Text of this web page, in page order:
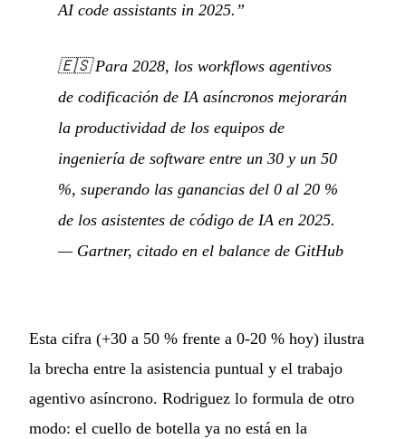
AI code assistants in 2025.”
🇪🇸Para 2028, los workflows agentivos
de codificación de IA asíncronos mejorarán
la productividad de los equipos de
ingeniería de software entre un 30 y un 50
%, superando las ganancias del 0 al 20 %
de los asistentes de código de IA en 2025.
— Gartner, citado en el balance de GitHub
Esta cifra (+30 a 50 % frente a 0-20 % hoy) ilustra
la brecha entre la asistencia puntual y el trabajo
agentivo asíncrono. Rodriguez lo formula de otro
modo: el cuello de botella ya no está en la